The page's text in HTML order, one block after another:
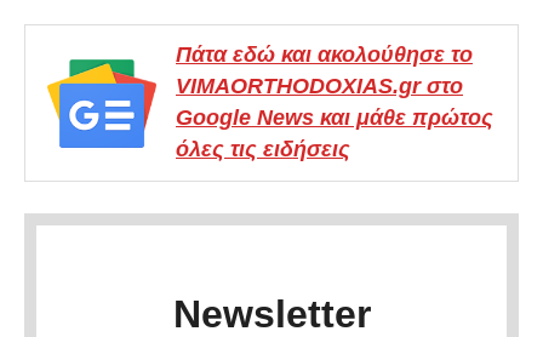
Πάτα εδώ και ακολούθησε το
VIMAORTHODOXIAS.gr στο
Google News και μάθε πρώτος
όλες τις ειδήσεις
Newsletter